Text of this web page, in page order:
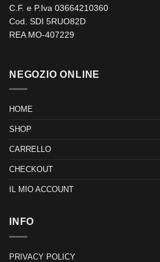
C.F. e P.Iva 03664210360
Cod. SDI 5RUO82D
REA MO-407229
NEGOZIO ONLINE
HOME
SHOP
CARRELLO
CHECKOUT
IL MIO ACCOUNT
INFO
PRIVACY POLICY